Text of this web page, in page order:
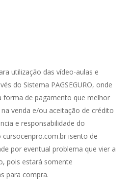
utilização das vídeo-aulas e
do Sistema PAGSEGURO, onde
forma de pagamento que melhor
venda e/ou aceitação de crédito
e responsabilidade do
cursocenpro.com.br isento de
por eventual problema que vier a
pois estará somente
para compra.